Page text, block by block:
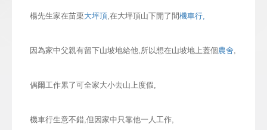
楊先生家在苗栗大坪頂,在大坪頂山下開了間機車行,
因為家中父親有留下山坡地給他,所以想在山坡地上蓋個農舍,
偶爾工作累了可全家大小去山上度假,
機車行生意不錯,但因家中只靠他一人工作,